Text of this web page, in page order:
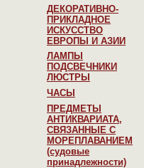
ДЕКОРАТИВНО-
ПРИКЛАДНОЕ
ИСКУССТВО
ЕВРОПЫ И АЗИИ
ЛАМПЫ
ПОДСВЕЧНИКИ
ЛЮСТРЫ
ЧАСЫ
ПРЕДМЕТЫ
АНТИКВАРИАТА,
СВЯЗАННЫЕ С
МОРЕПЛАВАНИЕМ
(судовые
принадлежности)